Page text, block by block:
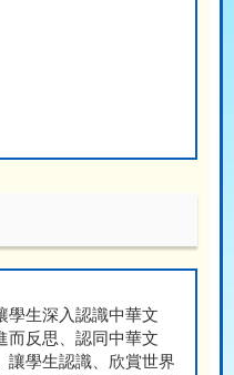
學生深入認識中華文
而反思、認同中華文
讓學生認識、欣賞世界